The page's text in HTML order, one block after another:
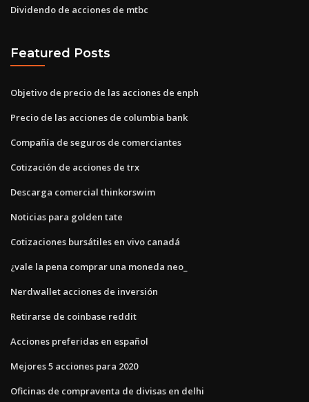
Dividendo de acciones de mtbc
Featured Posts
Objetivo de precio de las acciones de enph
Precio de las acciones de columbia bank
Compañía de seguros de comerciantes
Cotización de acciones de trx
Descarga comercial thinkorswim
Noticias para golden tate
Cotizaciones bursátiles en vivo canadá
¿vale la pena comprar una moneda neo_
Nerdwallet acciones de inversión
Retirarse de coinbase reddit
Acciones preferidas en español
Mejores 5 acciones para 2020
Oficinas de compraventa de divisas en delhi